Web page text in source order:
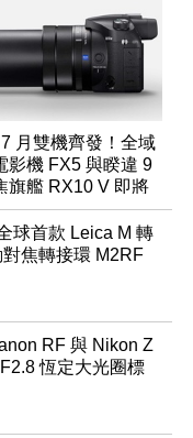
月雙機齊發！全域
影機 FX5 與睽違 9
旗艦 RX10 V 即將
球首款 Leica M 轉
焦轉接環 M2RF
RF 與 Nikon Z
恆定大光圈標